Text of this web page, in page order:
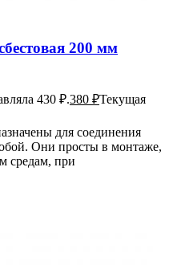
200 мм
430 ₽.380 ₽Текущая
для соединения
Они просты в монтаже,
средам, при